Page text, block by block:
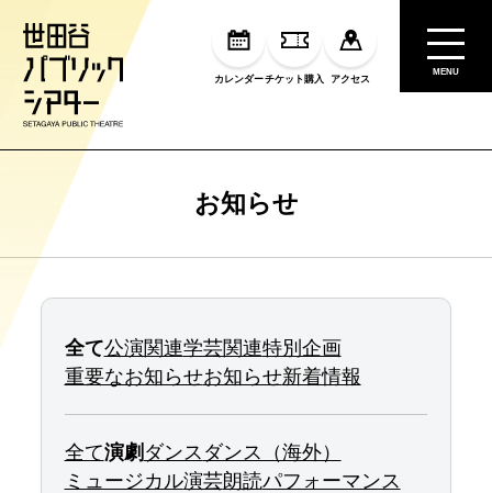
カレンダーチケット購入 アクセス
MENU
お知らせ
全て公演関連学芸関連特別企画
重要なお知らせお知らせ新着情報
全て演劇 ダンス ダンス（海外）
ミュージカル演芸朗読パフォーマンス